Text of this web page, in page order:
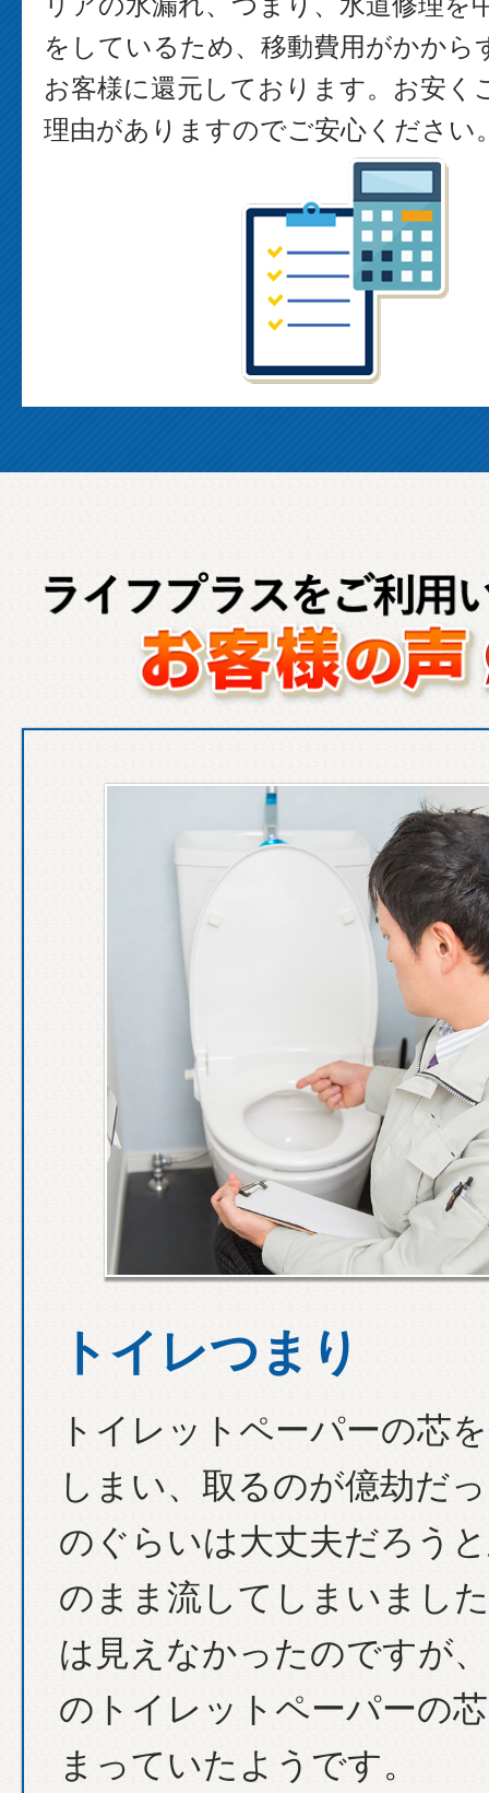
をしているため、移動費用がかから
お客様に還元しております。お安く
理由がありますのでご安心ください
トイレつまり
トイレットペーパーの芯
しまい、取るのが億劫だ
のぐらいは大丈夫だろう
のまま流してしまいまし
は見えなかったのですが
のトイレットペーパーの
まっていたようです。